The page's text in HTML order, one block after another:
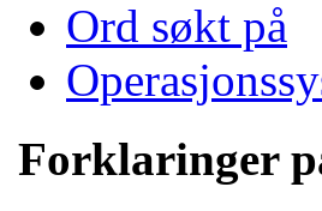
Ord søkt på
Forklaringer